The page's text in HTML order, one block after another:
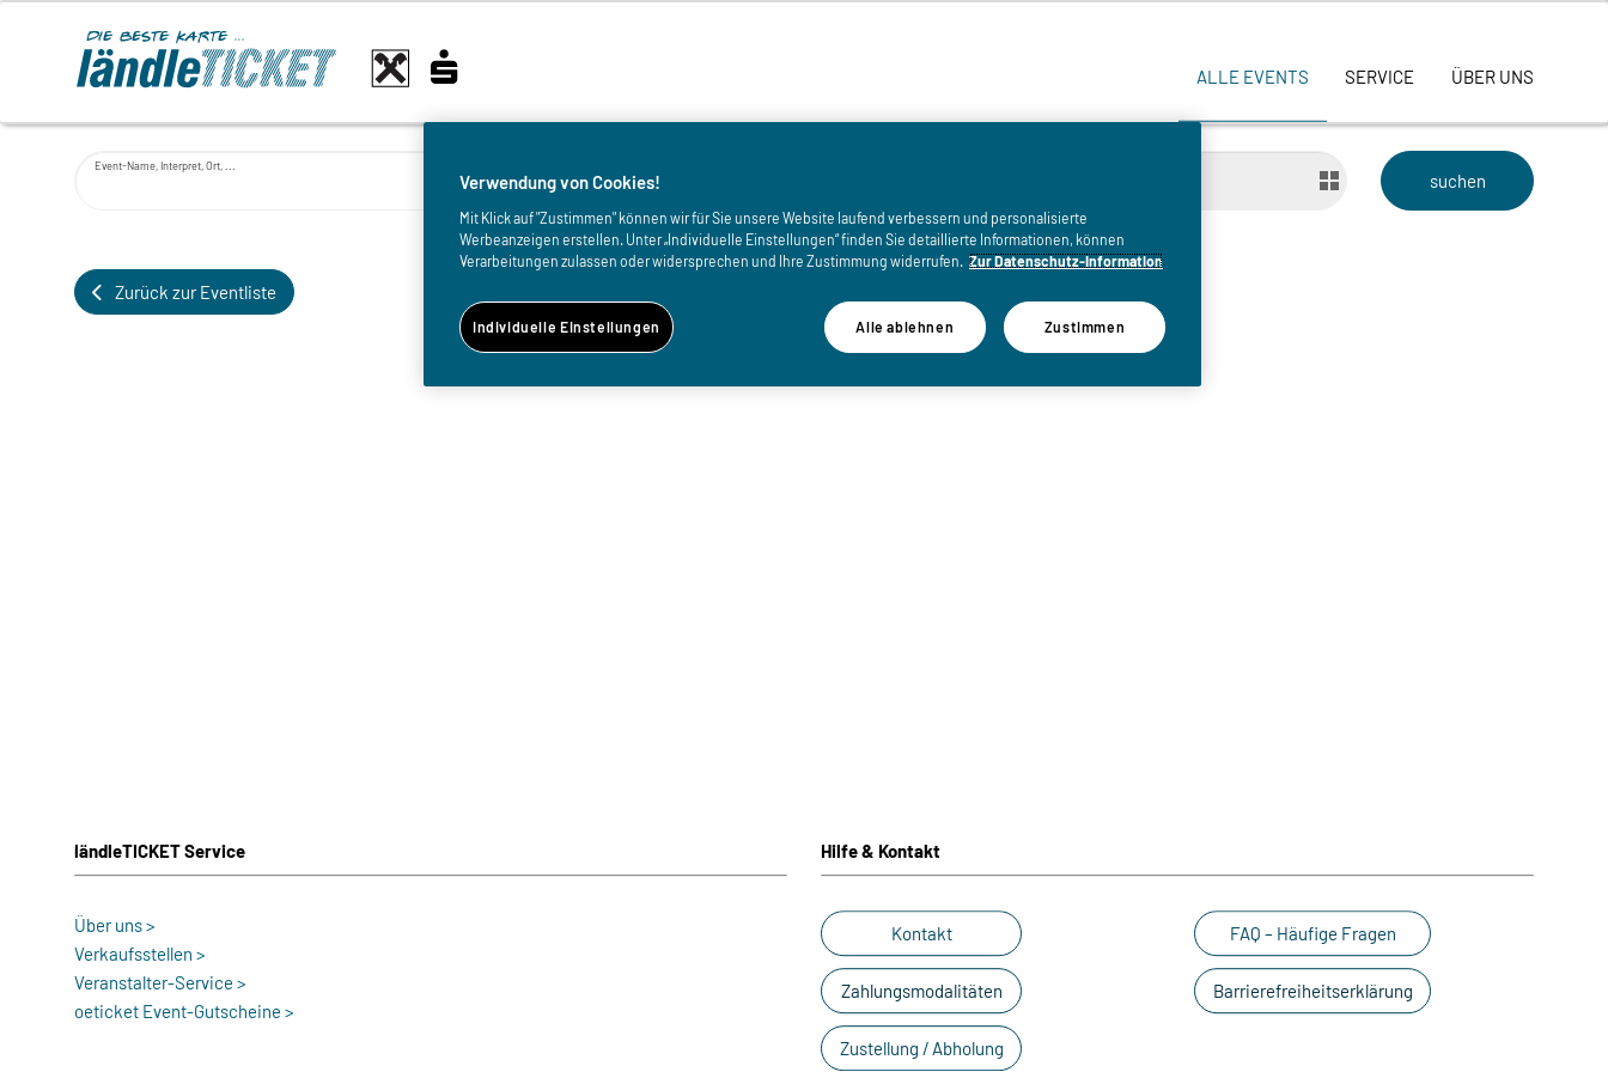
ALLE EVENTS SERVICE ÜBER UNS
Event-Name, Interpret, Ort, ...
Zurück zur Eventliste
ländleTICKET Service
Über uns >
Verkaufsstellen >
Veranstalter-Service >
oeticket Event-Gutscheine >
Hilfe & Kontakt
Kontakt
Zahlungsmodalitäten
Zustellung / Abholung
FAQ – Häufige Fragen
Barrierefreiheitserklärung
Verwendung von Cookies!
Mit Klick auf "Zustimmen" können wir für Sie unsere Website laufend verbessern und personalisierte
Werbeanzeigen erstellen. Unter „Individuelle Einstellungen“ finden Sie detaillierte Informationen, können
Verarbeitungen zulassen oder widersprechen und Ihre Zustimmung widerrufen. Zur Datenschutz-Information
Alle ablehnen Zustimmen
Individuelle Einstellungen